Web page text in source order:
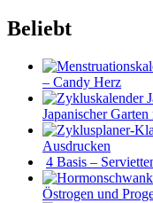
Beliebt
– Candy Herz
Japanischer Garten
Ausdrucken
4 Basis –
Östrogen und